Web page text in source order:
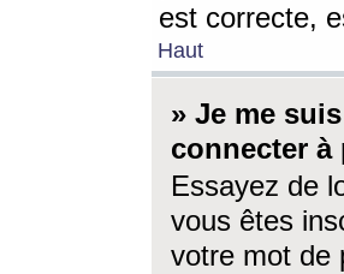
est correcte,
Haut
» Je me
connecter à
Essayez de
vous êtes
votre mot de